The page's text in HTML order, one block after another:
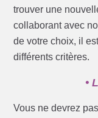
trouver une
collaborant avec
de votre choix, il
différents critères.
•
Vous ne devrez